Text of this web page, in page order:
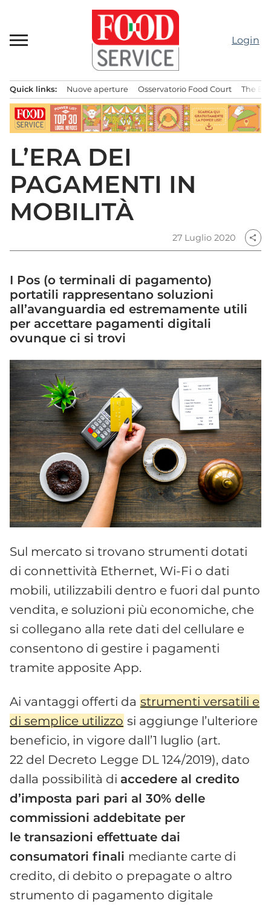
contenuto
Login
principale
Quick links: Nuove aperture Osservatorio Food Court The
L’ERA DEI
PAGAMENTI IN
MOBILITÀ
27 Luglio 2020 share
I Pos (o terminali di pagamento)
portatili rappresentano soluzioni
all’avanguardia ed estremamente utili
per accettare pagamenti digitali
ovunque ci si trovi
Sul mercato si trovano strumenti dotati
di connettività Ethernet, Wi-Fi o dati
mobili, utilizzabili dentro e fuori dal punto
vendita, e soluzioni più economiche, che
si collegano alla rete dati del cellulare e
consentono di gestire i pagamenti
tramite apposite App.
Ai vantaggi offerti da strumenti versatili e
di semplice utilizzo si aggiunge l’ulteriore
beneficio, in vigore dall’1 luglio (art.
22 del Decreto Legge DL 124/2019), dato
dalla possibilità di accedere al credito
d’imposta pari pari al 30% delle
commissioni addebitate per
le transazioni effettuate dai
consumatori finali mediante carte di
credito, di debito o prepagate o altro
strumento di pagamento digitale